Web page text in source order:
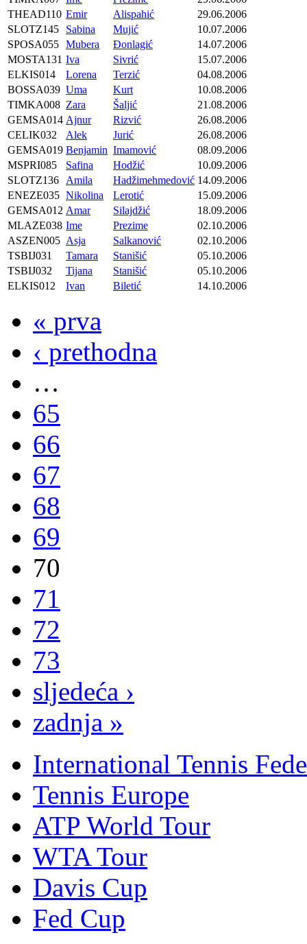
THEAD110 Emir Alispahić
29.06.2006
SLOTZ145
Sabina Mujić
10.07.2006
SPOSA055 Mubera Đonlagić
14.07.2006
MOSTA131 Iva Sivrić
15.07.2006
ELKIS014
Lorena Terzić
04.08.2006
BOSSA039 Uma Kurt
10.08.2006
TIMKA008 Zara Šaljić
21.08.2006
GEMSA014 Ajnur Rizvić
26.08.2006
CELIK032
Alek Jurić
26.08.2006
GEMSA019 Benjamin Imamović
08.09.2006
MSPRI085
Safina Hodžić
10.09.2006
SLOTZ136
Amila Hadžimehmedović 14.09.2006
ENEZE035 Nikolina Lerotić
15.09.2006
GEMSA012 Amar Silajdžić
18.09.2006
MLAZE038 Ime Prezime
02.10.2006
ASZEN005 Asja Salkanović
02.10.2006
TSBIJ031
Tamara Stanišić
05.10.2006
TSBIJ032
Tijana Stanišić
05.10.2006
ELKIS012
Ivan Biletić 14.10.2006
« prva
‹ prethodna
…
65
66
67
68
69
70
71
72
73
sljedeća ›
zadnja »
International Tennis
Tennis Europe
ATP World Tour
WTA Tour
Davis Cup
Fed Cup